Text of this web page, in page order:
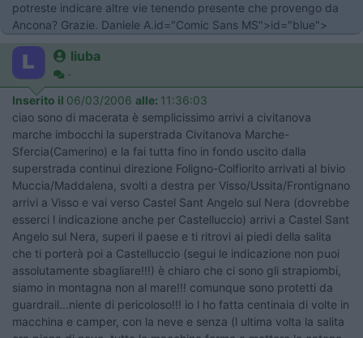
potreste indicare altre vie tenendo presente che provengo da
Ancona? Grazie. Daniele A.id="Comic Sans MS">id="blue">
liuba
-
Inserito il 06/03/2006 alle: 11:36:03
ciao sono di macerata è semplicissimo arrivi a civitanova
marche imbocchi la superstrada Civitanova Marche-
Sfercia(Camerino) e la fai tutta fino in fondo uscito dalla
superstrada continui direzione Foligno-Colfiorito arrivati al bivio
Muccia/Maddalena, svolti a destra per Visso/Ussita/Frontignano
arrivi a Visso e vai verso Castel Sant Angelo sul Nera (dovrebbe
esserci l indicazione anche per Castelluccio) arrivi a Castel Sant
Angelo sul Nera, superi il paese e ti ritrovi ai piedi della salita
che ti porterà poi a Castelluccio (segui le indicazione non puoi
assolutamente sbagliare!!!) è chiaro che ci sono gli strapiombi,
siamo in montagna non al mare!!! comunque sono protetti da
guardrail...niente di pericoloso!!! io l ho fatta centinaia di volte in
macchina e camper, con la neve e senza (l ultima volta la salita